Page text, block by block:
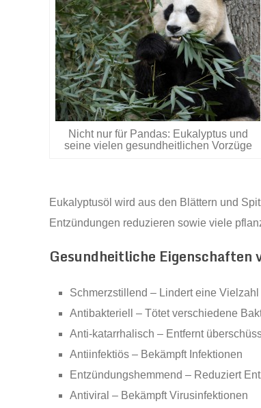
Nicht nur für Pandas: Eukalyptus und
seine vielen gesundheitlichen Vorzüge
Eukalyptusöl wird aus den Blättern und
Entzündungen reduzieren sowie viele
Gesundheitliche Eigenschaften
Schmerzstillend – Lindert eine
Antibakteriell – Tötet verschiedene
Anti-katarrhalisch – Entfernt
Antiinfektiös – Bekämpft Infektionen
Entzündungshemmend – Reduziert
Antiviral – Bekämpft Virusinfektionen